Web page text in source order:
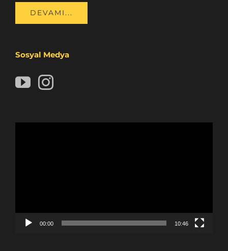
DEVAMI...
Sosyal Medya
00:00 10:46